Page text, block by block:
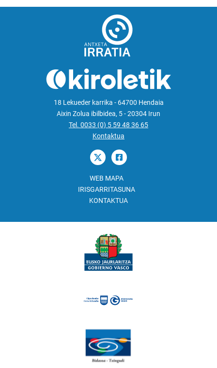
18 Lekueder karrika - 64700 Hendaia
Aixin Zolua ibilbidea, 5 - 20304 Irun
Tel. 0033 (0) 5 59 48 36 65
Kontaktua
WEB MAPA
IRISGARRITASUNA
KONTAKTUA